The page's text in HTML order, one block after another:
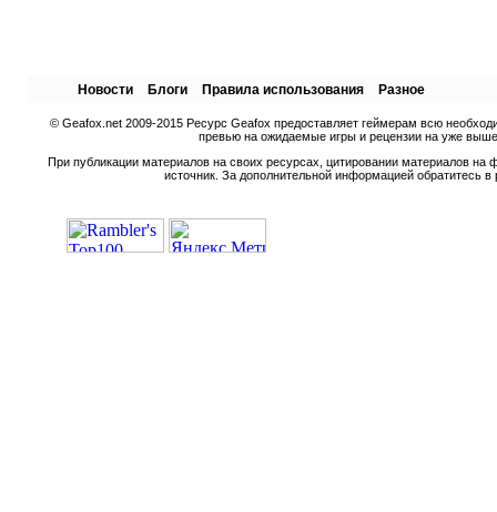
Новости Блоги Правила использования Разное
© Geafox.net 2009-2015 Ресурс Geafox предоставляет геймерам всю
превью на ожидаемые игры и рецензии на уже
При публикации материалов на своих ресурсах, цитировании материалов
источник. За дополнительной информацией обратитесь